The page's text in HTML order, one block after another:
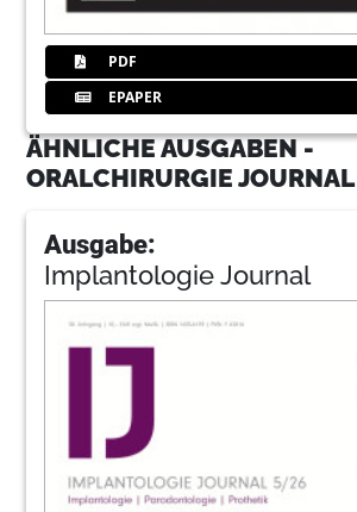
PDF
EPAPER
ÄHNLICHE AUSGABEN -
ORALCHIRURGIE JOURNAL
Ausgabe:
Implantologie Journal